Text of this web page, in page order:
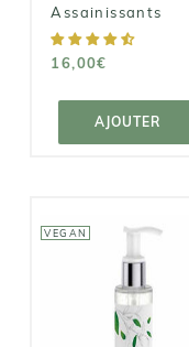
Assainissants
16,00€
AJOUTER
AJOUTER AU
PANIER
VEGAN